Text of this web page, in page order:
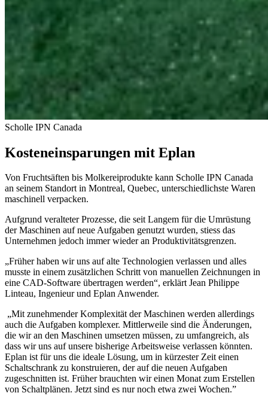
Scholle IPN Canada
Kosteneinsparungen mit Eplan
Von Fruchtsäften bis Molkereiprodukte kann Scholle IPN Canada
an seinem Standort in Montreal, Quebec, unterschiedlichste Waren
maschinell verpacken.
Aufgrund veralteter Prozesse, die seit Langem für die Umrüstung
der Maschinen auf neue Aufgaben genutzt wurden, stiess das
Unternehmen jedoch immer wieder an Produktivitätsgrenzen.
„Früher haben wir uns auf alte Technologien verlassen und alles
musste in einem zusätzlichen Schritt von manuellen Zeichnungen in
eine CAD-Software übertragen werden“, erklärt Jean Philippe
Linteau, Ingenieur und Eplan Anwender.
„Mit zunehmender Komplexität der Maschinen werden allerdings
auch die Aufgaben komplexer. Mittlerweile sind die Änderungen,
die wir an den Maschinen umsetzen müssen, zu umfangreich, als
dass wir uns auf unsere bisherige Arbeitsweise verlassen könnten.
Eplan ist für uns die ideale Lösung, um in kürzester Zeit einen
Schaltschrank zu konstruieren, der auf die neuen Aufgaben
zugeschnitten ist. Früher brauchten wir einen Monat zum Erstellen
von Schaltplänen. Jetzt sind es nur noch etwa zwei Wochen.”